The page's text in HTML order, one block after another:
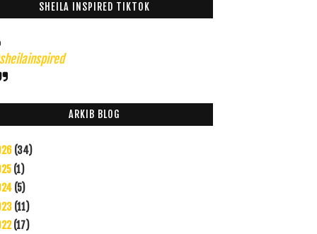
SHEILA INSPIRED TIKTOK
ARKIB BLOG
(34)
(1)
(5)
(11)
(17)